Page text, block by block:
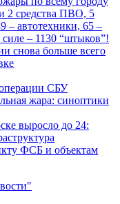
2 средства ПВО, 5
– автотехники, 65 –
– 1130 “штыков”!
снова больше всего
СБУ
жара: синоптики
выросло до 24:
ФСБ и объектам